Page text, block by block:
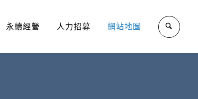
永續經營 人力招募 網站地圖